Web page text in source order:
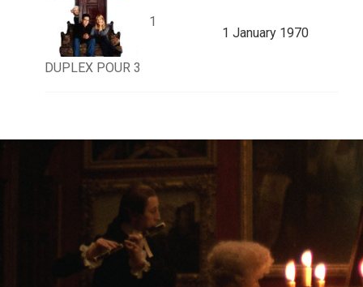
1
DUPLEX POUR 3
1 January 1970